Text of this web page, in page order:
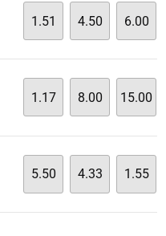
1.51 4.50 6.00
1.17 8.00 15.00
5.50 4.33 1.55